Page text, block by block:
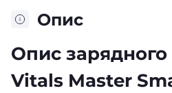
Опис
Опис
Vitals Master